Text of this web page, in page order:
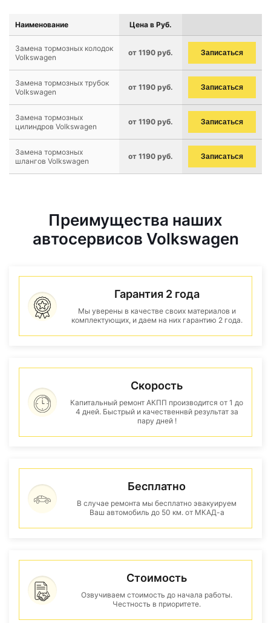
Наименование Цена в Руб.
Замена тормозных колодок
Volkswagen
от 1190 руб. Записаться
Замена тормозных трубок
Volkswagen
от 1190 руб. Записаться
Замена тормозных
цилиндров Volkswagen
от 1190 руб. Записаться
Замена тормозных
шлангов Volkswagen
от 1190 руб. Записаться
Преимущества наших
автосервисов Volkswagen
Гарантия 2 года
Мы уверены в качестве своих материалов и
комплектующих, и даем на них гарантию 2 года.
Скорость
Капитальный ремонт АКПП производится от 1 до
4 дней. Быстрый и качественнвй результат за
пару дней !
Бесплатно
В случае ремонта мы бесплатно эвакуируем
Ваш автомобиль до 50 км. от МКАД-а
Стоимость
Озвучиваем стоимость до начала работы.
Честность в приоритете.